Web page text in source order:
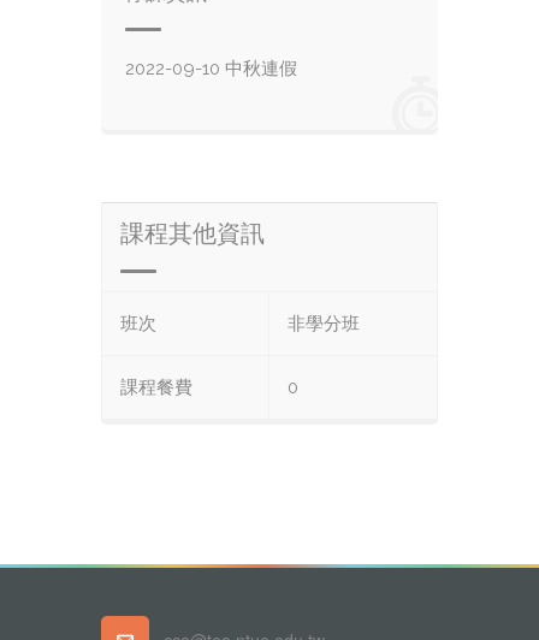
2022-09-10 中秋連假
課程其他資訊
班次 非學分班
課程餐費 0